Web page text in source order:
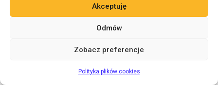
Akceptuję
Odmów
Zobacz preferencje
Polityka plików cookies
podatki
polskie wino
prohibicja
rejestracja winnicy rynek wina